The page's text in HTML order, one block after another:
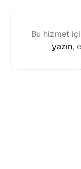
Bu hizmet
yazın,